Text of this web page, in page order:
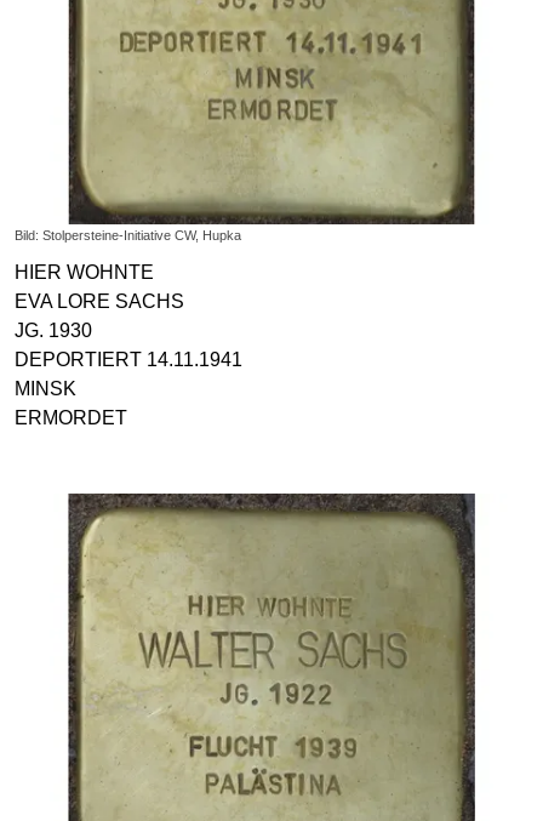
Bild: Stolpersteine-Initiative CW, Hupka
HIER WOHNTE
EVA LORE SACHS
JG. 1930
DEPORTIERT 14.11.1941
MINSK
ERMORDET